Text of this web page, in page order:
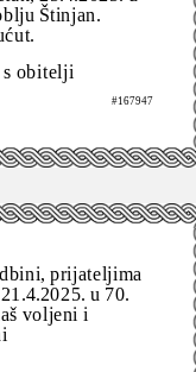
Štinjan.
s obitelji
#167947
prijateljima
u 70.
voljeni i